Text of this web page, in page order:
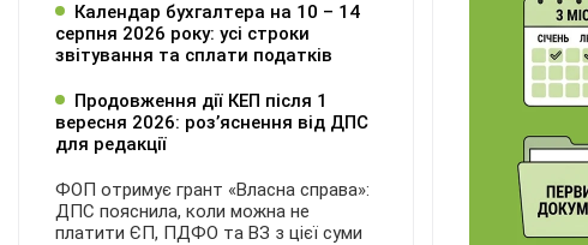
Календар бухгалтера на 10 – 14
серпня 2026 року: усі строки
звітування та сплати податків
Продовження дії КЕП після 1
вересня 2026: розʼяснення від ДПС
для редакції
ФОП отримує грант «Власна справа»:
ДПС пояснила, коли можна не
платити ЄП, ПДФО та ВЗ з цієї суми